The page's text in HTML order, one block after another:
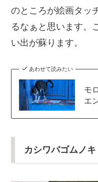
のところが絵画タッ
るなぁと思います。
い出が蘇ります。
あわせて読みたい
モ
エ
カシワバゴムノキ